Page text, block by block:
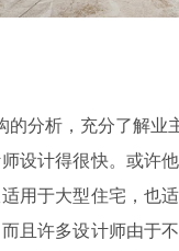
分析，充分了解业
设计得很快。或许
用于大型住宅，也
且许多设计师由于